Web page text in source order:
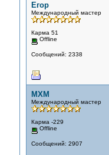
Егор
Международный мастер
Карма 51
Offline
Сообщений: 2338
MXM
Международный мастер
Карма -229
Offline
Сообщений: 2907